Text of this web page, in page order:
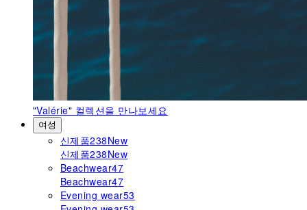
"Valérie" 컬렉션을 만나보세요
여성
신제품238New
신제품238New
Beachwear47
Beachwear47
Evening wear53